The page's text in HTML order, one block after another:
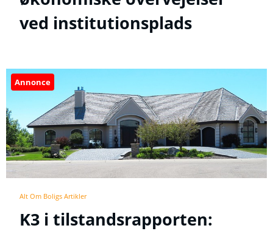
ved institutionsplads
Annonce
Alt Om Boligs Artikler
K3 i tilstandsrapporten: